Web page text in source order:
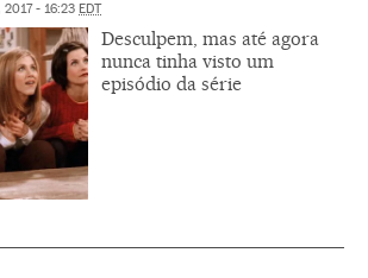
2017 - 16:23 EDT
Desculpem, mas até agora
nunca tinha visto um
episódio da série